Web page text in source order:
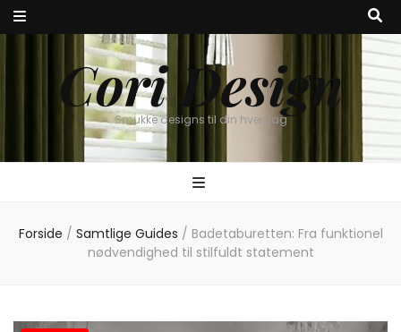
Cori Design
Smukke designs til din hverdag
Forside / Samtlige Guides / Badetaburetten: Fra funktionel
nødvendighed til stilfuldt statement